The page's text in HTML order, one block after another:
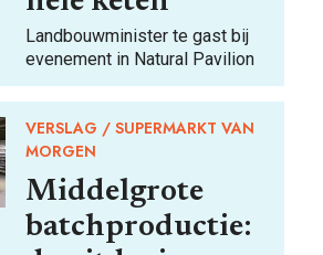
Landbouwminister te gast bij
evenement in Natural Pavilion
VERSLAG
SUPERMARKT VAN
MORGEN
Middelgrote
batchproductie: